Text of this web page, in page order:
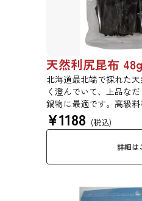
天然利尻昆布
北海道最北端で採れた
く澄んでいて、上品な
鍋物に最適です。高級
使われている高級昆布で
¥1188 (税込)
詳細は